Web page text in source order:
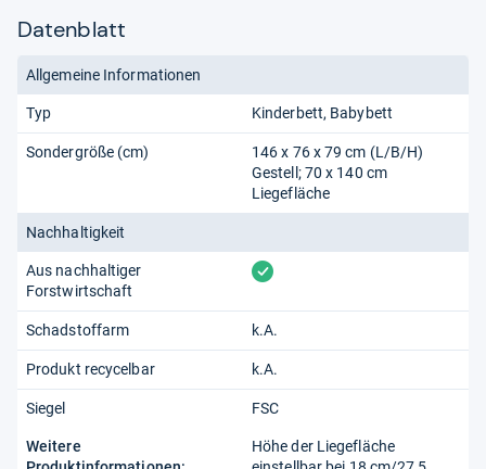
Datenblatt
Allgemeine Informationen
Typ Kinderbett Babybett
Sondergröße (cm)
146 x 76 x 79 cm (L/B/H)
Gestell; 70 x 140 cm
Liegefläche
Nachhaltigkeit
Aus nachhaltiger
Forstwirtschaft
vorhanden
Schadstoffarm k.A.
Produkt recycelbar k.A.
Siegel FSC
Weitere
Höhe der Liegefläche